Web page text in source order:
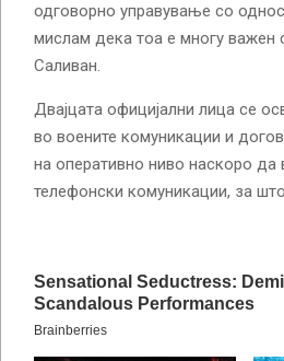
одговорно управување со
мислам дека тоа е многу важен
Саливан.
Двајцата официјални лица се
во воените комуникации и
на оперативно ниво наскоро да
телефонски комуникации, за